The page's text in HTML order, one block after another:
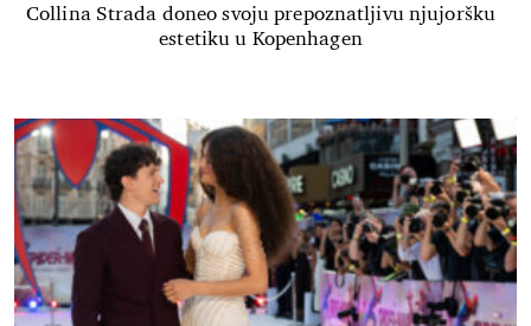
Collina Strada doneo svoju prepoznatljivu njujoršku
estetiku u Kopenhagen